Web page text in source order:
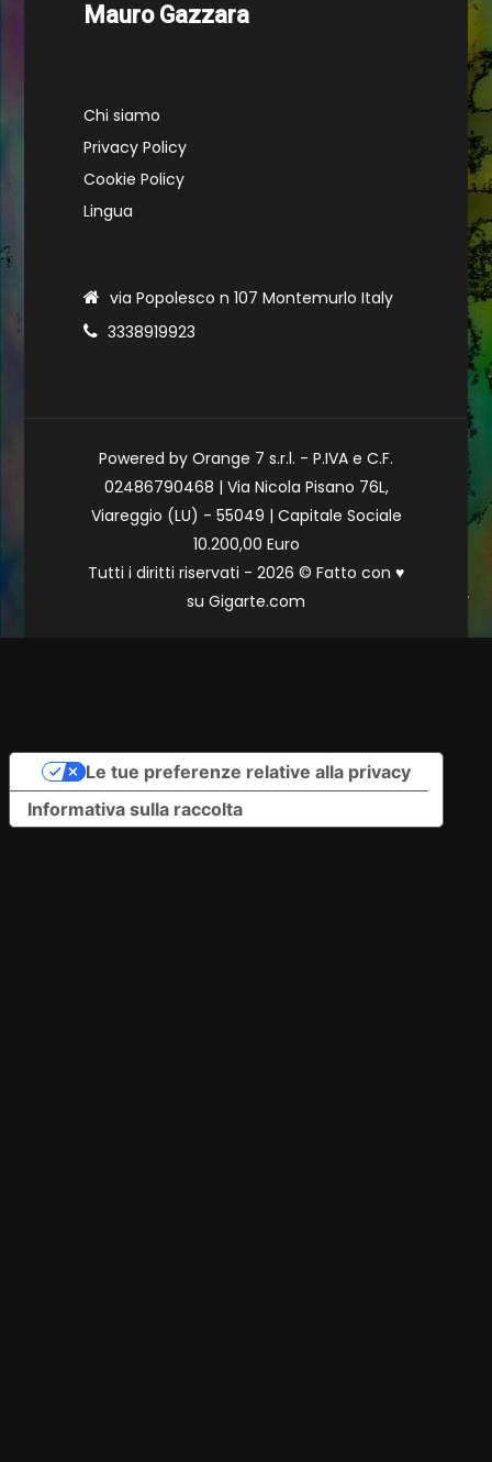
Mauro Gazzara
Chi siamo
Privacy Policy
Cookie Policy
Lingua
via Popolesco n 107 Montemurlo Italy
3338919923
Powered by Orange 7 s.r.l. - P.IVA e C.F.
02486790468 | Via Nicola Pisano 76L,
Viareggio (LU) - 55049 | Capitale Sociale
10.200,00 Euro
Tutti i diritti riservati - 2026 © Fatto con ♥
su Gigarte.com
Informativa sulla raccolta
Le tue preferenze relative alla privacy